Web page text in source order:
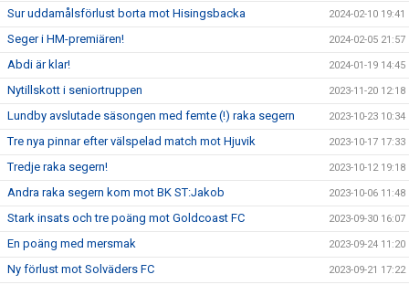
Sur uddamålsförlust borta mot Hisingsbacka 2024-02-10 19:41
Seger i HM-premiären! 2024-02-05 21:57
Abdi är klar! 2024-01-19 14:45
Nytillskott i seniortruppen 2023-11-20 12:18
Lundby avslutade säsongen med femte (!) raka segern 2023-10-23 10:34
Tre nya pinnar efter välspelad match mot Hjuvik 2023-10-17 17:33
Tredje raka segern! 2023-10-12 19:18
Andra raka segern kom mot BK ST:Jakob 2023-10-06 11:48
Stark insats och tre poäng mot Goldcoast FC 2023-09-30 16:07
En poäng med mersmak 2023-09-24 11:20
Ny förlust mot Solväders FC 2023-09-21 17:22